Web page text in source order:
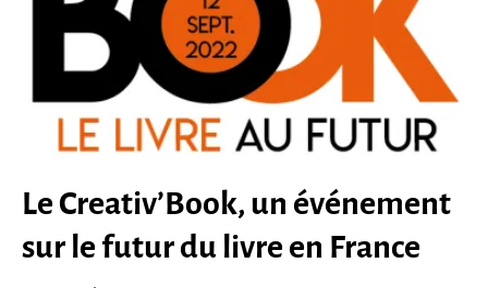
Le Creativ’Book, un événement
sur le futur du livre en France